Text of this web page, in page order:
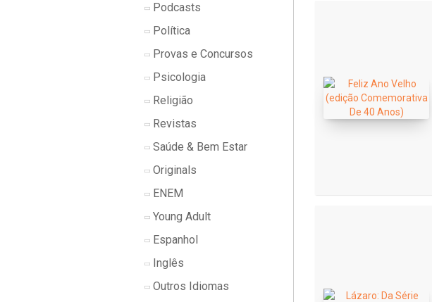
Podcasts
Política
Provas e Concursos
Psicologia
Religião
Revistas
Saúde & Bem Estar
Originals
ENEM
Young Adult
Espanhol
Inglês
Outros Idiomas